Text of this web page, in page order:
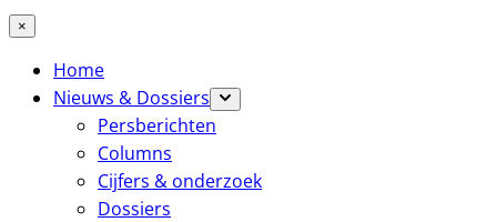
×
Home
Nieuws & Dossiers
Persberichten
Columns
Cijfers & onderzoek
Dossiers